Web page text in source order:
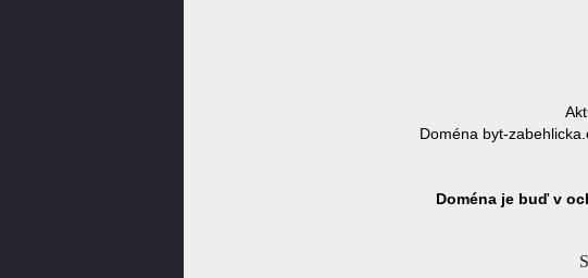
Doména byt-
Doména je buď v